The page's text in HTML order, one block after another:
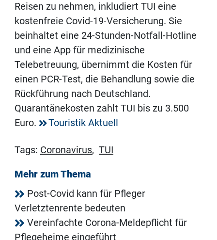
Reisen zu nehmen, inkludiert TUI eine
kostenfreie Covid-19-Versicherung. Sie
beinhaltet eine 24-Stunden-Notfall-Hotline
und eine App für medizinische
Telebetreuung, übernimmt die Kosten für
einen PCR-Test, die Behandlung sowie die
Rückführung nach Deutschland.
Quarantänekosten zahlt TUI bis zu 3.500
Euro.
Touristik Aktuell
Tags: Coronavirus, TUI
Mehr zum Thema
Post-Covid kann für Pfleger
Verletztenrente bedeuten
Vereinfachte Corona-Meldepflicht für
Pflegeheime eingeführt